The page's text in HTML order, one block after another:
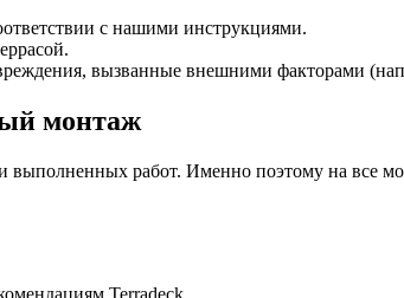
с нашими инструкциями.
вызванные внешними факторами
монтаж
выполненных работ. Именно поэтому на все
Terradeck.